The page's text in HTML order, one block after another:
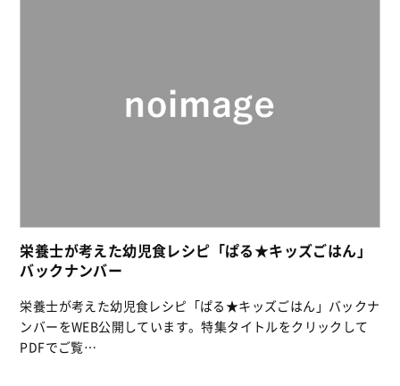
栄養士が考えた幼児食レシピ「ぱる★キッズごはん」
バックナンバー
栄養士が考えた幼児食レシピ「ぱる★キッズごはん」バックナ
ンバーをWEB公開しています。特集タイトルをクリックして
PDFでご覧…